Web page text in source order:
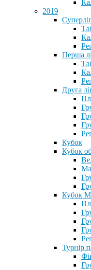
2019
Перша
Друга
Кубок
Кубок
Кубок
Турнір